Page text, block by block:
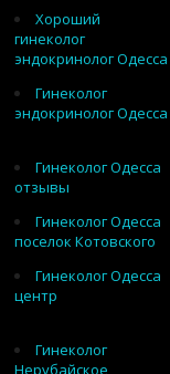
Хороший
гинеколог
эндокринолог Одесса
Гинеколог
эндокринолог Одесса
Гинеколог Одесса
отзывы
Гинеколог Одесса
поселок Котовского
Гинеколог Одесса
центр
Гинеколог
Нерубайское